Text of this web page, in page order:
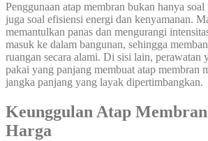
Penggunaan atap membran bukan hanya
juga soal efisiensi energi dan kenyamanan.
memantulkan panas dan mengurangi
masuk ke dalam bangunan, sehingga
ruangan secara alami. Di sisi lain, perawatan
pakai yang panjang membuat atap membran
jangka panjang yang layak dipertimbangkan.
Keunggulan Atap
Harga